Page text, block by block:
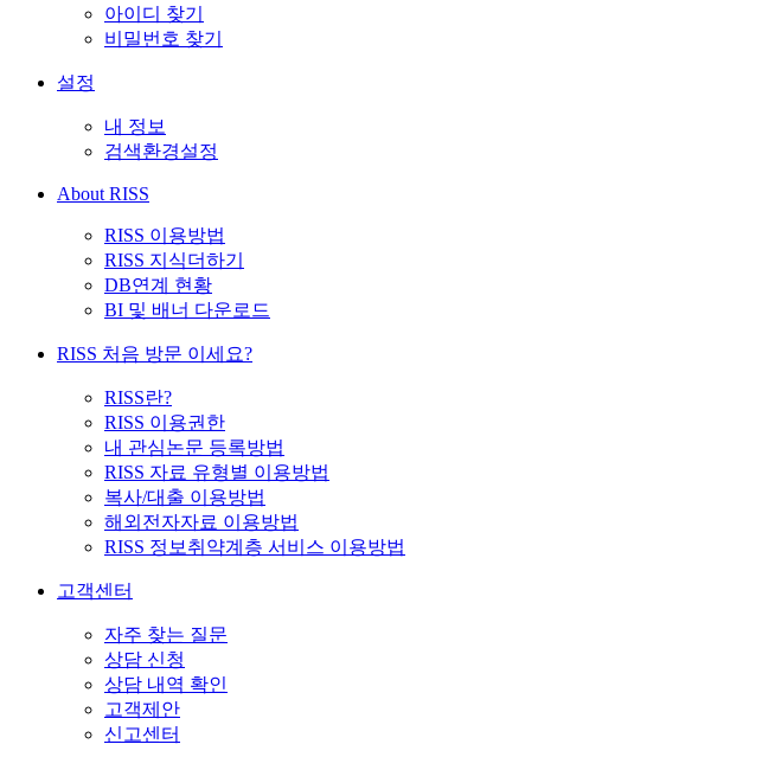
아이디 찾기
비밀번호 찾기
설정
내 정보
검색환경설정
About RISS
RISS 이용방법
RISS 지식더하기
DB연계 현황
BI 및 배너 다운로드
RISS 처음 방문 이세요?
RISS란?
RISS 이용권한
내 관심논문 등록방법
RISS 자료 유형별 이용방법
복사/대출 이용방법
해외전자자료 이용방법
RISS 정보취약계층 서비스 이용방법
고객센터
자주 찾는 질문
상담 신청
상담 내역 확인
고객제안
신고센터